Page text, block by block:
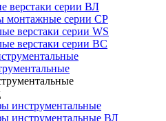
верстаки серии ВЛ
монтажные серии СР
верстаки серии WS
верстаки серии ВС
инструментальные
инструментальные ВЛ